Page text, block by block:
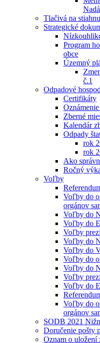
Tlačivá na
Strategické
Program
obce
Územný
č.1
Odpadové
Certifikáty
Zberné
Kalendár
Odpady
rok
rok
Ako
Ročný
Voľby
Voľby do
orgánov
Voľby do
Voľby do
Voľby
Voľby do
Voľby do
Voľby do
Voľby do
Voľby
Voľby do
Voľby do
orgánov
SODB 2021
Doručenie pošty
Oznam o uložení